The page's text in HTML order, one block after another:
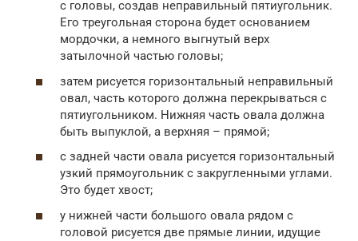
с головы, создав неправильный пятиугольник.
Его треугольная сторона будет основанием
мордочки, а немного выгнутый верх
затылочной частью головы;
затем рисуется горизонтальный неправильный
овал, часть которого должна перекрываться с
пятиугольником. Нижняя часть овала должна
быть выпуклой, а верхняя – прямой;
с задней части овала рисуется горизонтальный
узкий прямоугольник с закругленными углами.
Это будет хвост;
у нижней части большого овала рядом с
головой рисуется две прямые линии, идущие